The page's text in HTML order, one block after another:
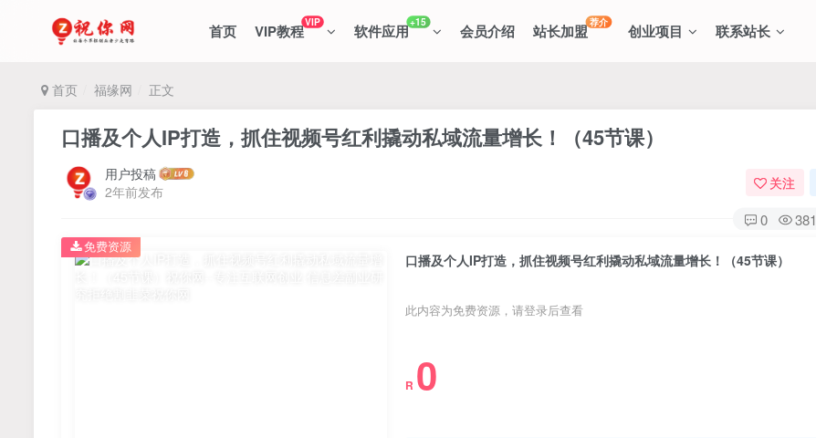
首页 VIP教程VIP 软件应用+15 会员介绍 站长加盟荐介 创业项目 联系站长
首页 福缘网 正文
口播及个人IP打造，抓住视频号红利撬动私域流量增长！（45节课）
用户投稿
2年前发布
关注
0 381
口播及个人IP打造，抓住视频号红利撬动私域流量增长！（45节课）
此内容为免费资源，请登录后查看
R 0
免费资源